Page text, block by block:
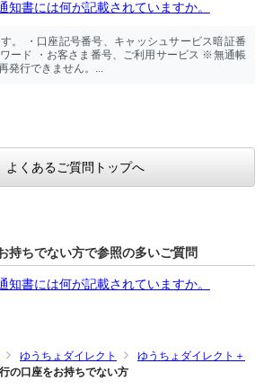
知書には何が記載されていますか。
。 ・口座記号番号、キャッシュサービス暗証番
ード ・お客さま番号、ご利用サービス ※無通帳
発行できません。...
よくあるご質問トップへ
持ちでない方で参照の多いご質問
知書には何が記載されていますか。
ゆうちょダイレクト
ゆうちょダイレクト＋
の口座をお持ちでない方